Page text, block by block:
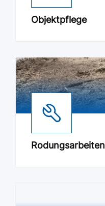
Objektpflege
Rodungsarbeiten